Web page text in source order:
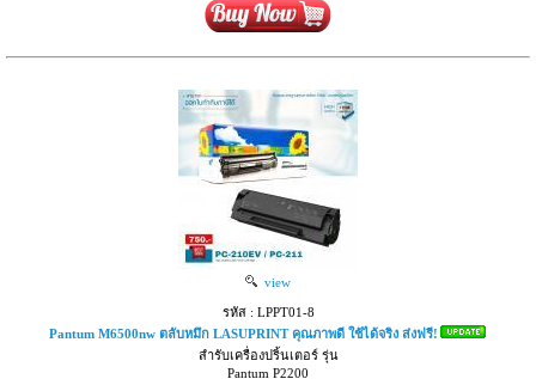
view
รหัส : LPPT01-8
Pantum M6500nw ตลับหมึก LASUPRINT คุณภาพดี ใช้ได้จริง ส่งฟรี!
สำรับเครื่องปริ้นเตอร์ รุ่น
Pantum P2200